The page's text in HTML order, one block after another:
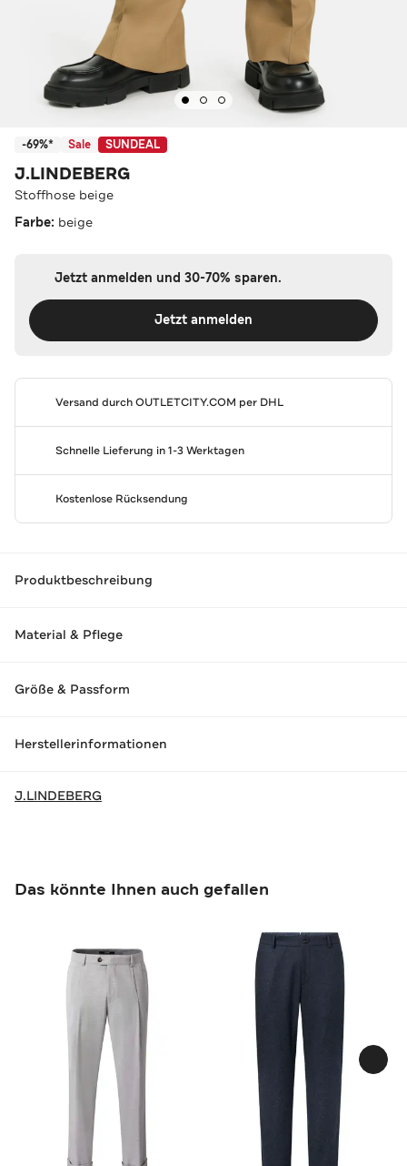
-69%* Sale SUNDEAL
J.LINDEBERG
Stoffhose beige
Farbe: beige
Jetzt anmelden und 30-70% sparen.
Jetzt anmelden
Versand durchOUTLETCITY.COM per DHL
Schnelle Lieferung in 1-3 Werktagen
Kostenlose Rücksendung
Produktbeschreibung
Material & Pflege
Größe & Passform
Herstellerinformationen
J.LINDEBERG
Das könnte Ihnen auch gefallen